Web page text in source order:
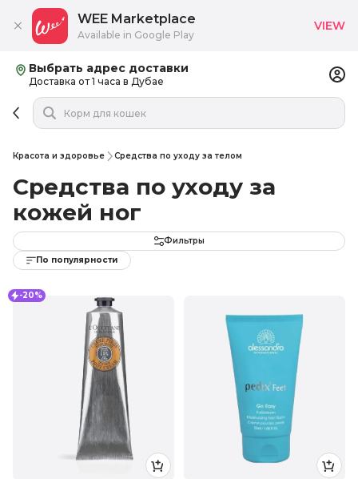
Выбрать адрес доставки
Доставка от 1 часа в Дубае
Красота и здоровье Средства по уходу за телом
Средства по уходу за
кожей ног
Фильтры
По популярности
-20%
WEE Marketplace
Available in Google Play
VIEW